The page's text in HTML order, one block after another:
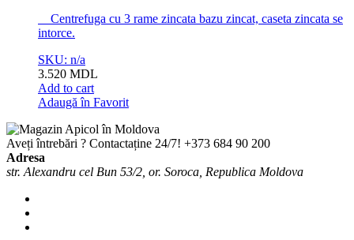
Centrefuga cu 3 rame zincata bazu zincat, caseta zincata se
intorce.
SKU: n/a
3.520 MDL
Add to cart
Adaugă în Favorit
Aveți întrebări ? Contactaține 24/7! +373 684 90 200
Adresa
str. Alexandru cel Bun 53/2, or. Soroca, Republica Moldova